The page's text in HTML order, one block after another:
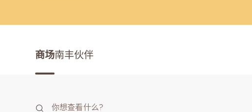
商场南丰伙伴